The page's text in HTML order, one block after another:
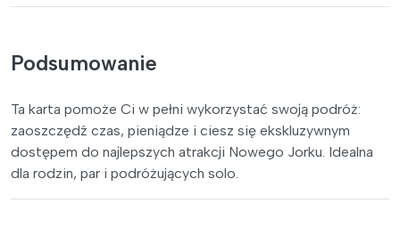
Podsumowanie
Ta karta pomoże Ci w pełni wykorzystać swoją podróż:
zaoszczędź czas, pieniądze i ciesz się ekskluzywnym
dostępem do najlepszych atrakcji Nowego Jorku. Idealna
dla rodzin, par i podróżujących solo.